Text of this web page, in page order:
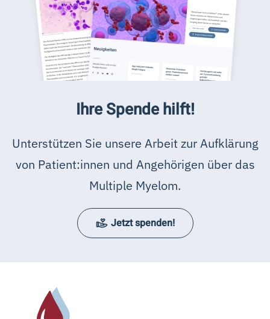
Ihre Spende hilft!
Unterstützen Sie unsere Arbeit zur Aufklärung
von Patient:innen und Angehörigen über das
Multiple Myelom.
Jetzt spenden!